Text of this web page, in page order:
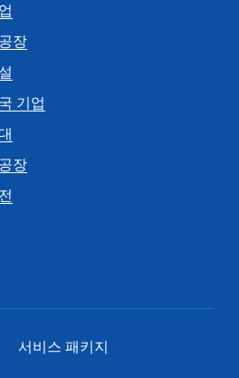
장
기업
장
서비스 패키지